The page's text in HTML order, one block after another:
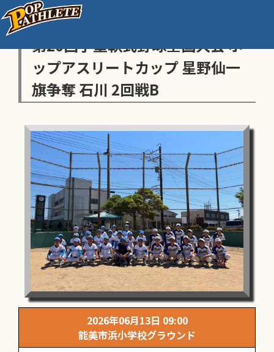
センス・トラストトーナメント
第20回学童軟式野球全国大会 ポ
ップアスリートカップ 星野仙一
旗争奪 石川 2回戦B
2026年06月13日 09:00
能美市浜小学校グラウンド